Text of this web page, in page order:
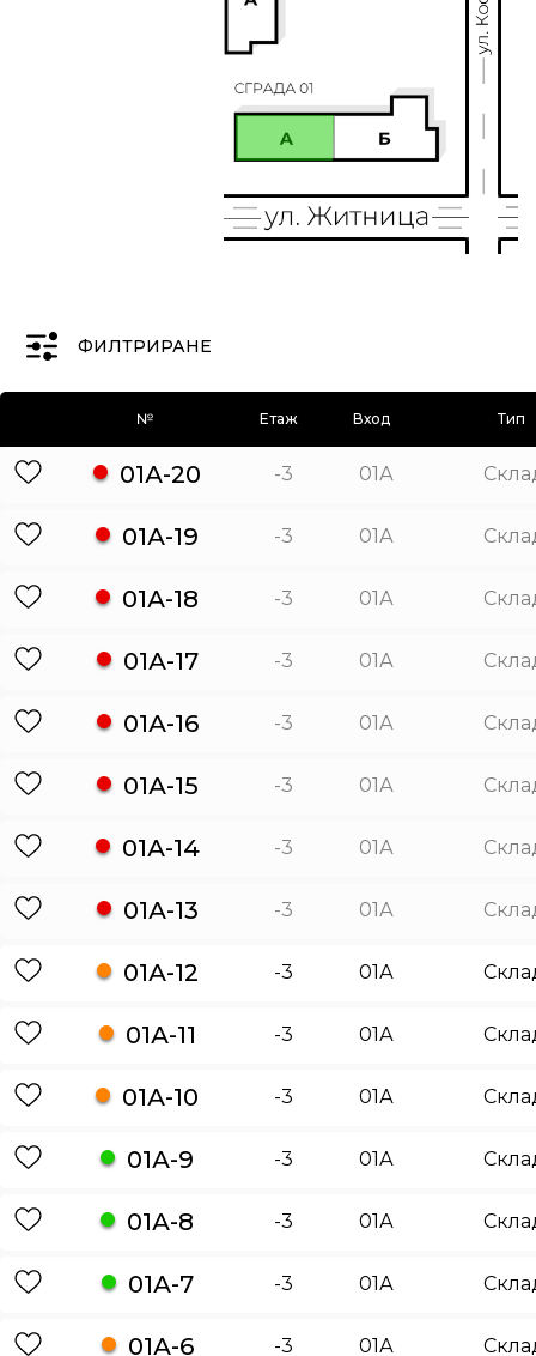
ФИЛТРИРАНЕ
№ Етаж Вход Тип
01А-20 -3 01А
01А-19 -3 01А
01А-18 -3 01А
01А-17 -3 01А
01А-16 -3 01А
01А-15 -3 01А
01А-14 -3 01А
01А-13 -3 01А
01А-12 -3 01А
01А-11 -3 01А
01А-10 -3 01А
01А-9 -3 01А
01А-8 -3 01А
01А-7 -3 01А
01А-6 -3 01А